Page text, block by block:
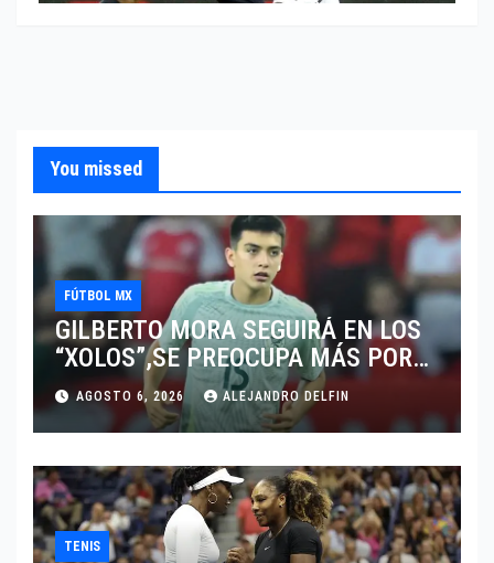
You missed
FÚTBOL MX
GILBERTO MORA SEGUIRÁ EN LOS
“XOLOS”,SE PREOCUPA MÁS POR
JUGAR EN SU EQUIPO.
AGOSTO 6, 2026 ALEJANDRO DELFIN
TENIS